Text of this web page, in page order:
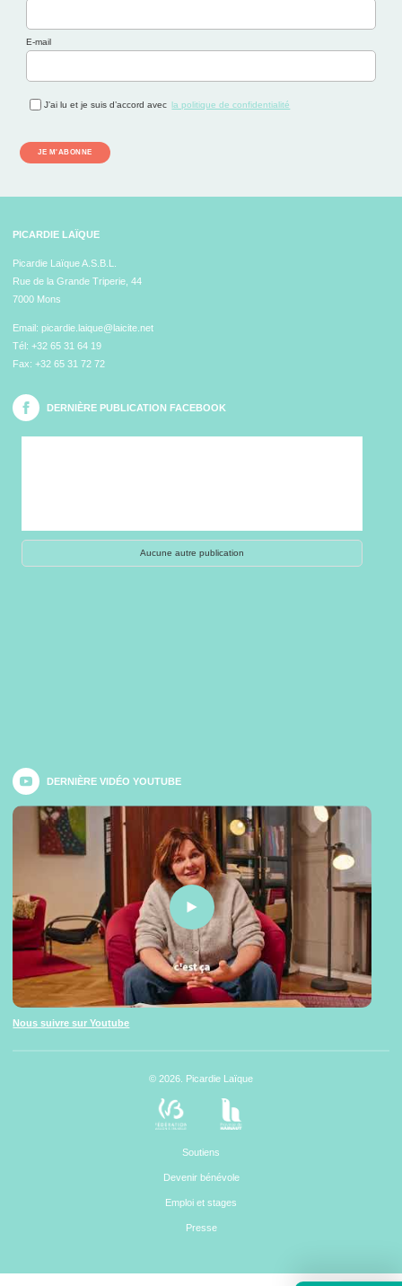
E-mail
J’ai lu et je suis d’accord avec la politique de confidentialité
JE M'ABONNE
PICARDIE LAÏQUE
Picardie Laïque A.S.B.L.
Rue de la Grande Triperie, 44
7000 Mons
Email:picardie.laique@laicite.net
Tél:+32 65 31 64 19
Fax: +32 65 31 72 72
DERNIÈRE PUBLICATION FACEBOOK
Aucune autre publication
DERNIÈRE VIDÉO YOUTUBE
Nous suivre sur Youtube
© 2026. Picardie Laïque
Soutiens
Devenir bénévole
Emploi et stages
Presse